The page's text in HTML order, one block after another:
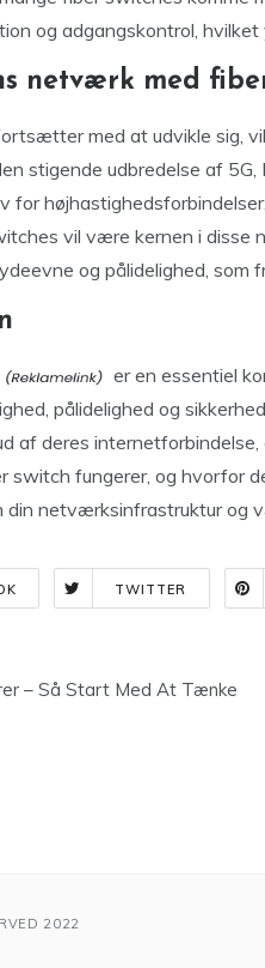
og adgangskontrol,
netværk med
med at udvikle sig,
stigende udbredelse af
for
vil være kernen i
og pålidelighed, som
er en essentiel
pålidelighed og
af deres
switch fungerer, og hvorfor
din netværksinfrastruktur og
TWITTER
– Så Start Med At Tænke
2022